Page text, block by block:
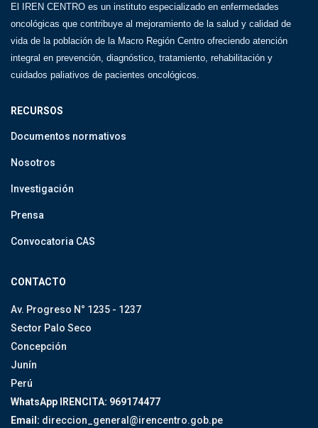
El IREN CENTRO es un instituto especializado en enfermedades
oncológicas que contribuye al mejoramiento de la salud y calidad de
vida de la población de la Macro Región Centro ofreciendo atención
integral en prevención, diagnóstico, tratamiento, rehabilitación y
cuidados paliativos de pacientes oncológicos.
RECURSOS
Documentos normativos
Nosotros
Investigación
Prensa
Convocatoria CAS
CONTACTO
Av. Progreso N° 1235 - 1237
Sector Palo Seco
Concepción
Junín
Perú
WhatsApp IRENCITA: 969174477
Email: direccion_general@irencentro.gob.pe